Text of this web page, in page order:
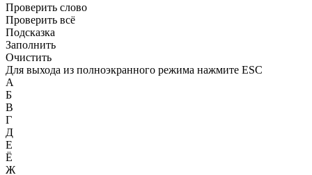
Проверить слово
Проверить всё
Подсказка
Заполнить
Очистить
Для выхода из полноэкранного режима нажмите ESC
А
Б
В
Г
Д
Е
Ё
Ж